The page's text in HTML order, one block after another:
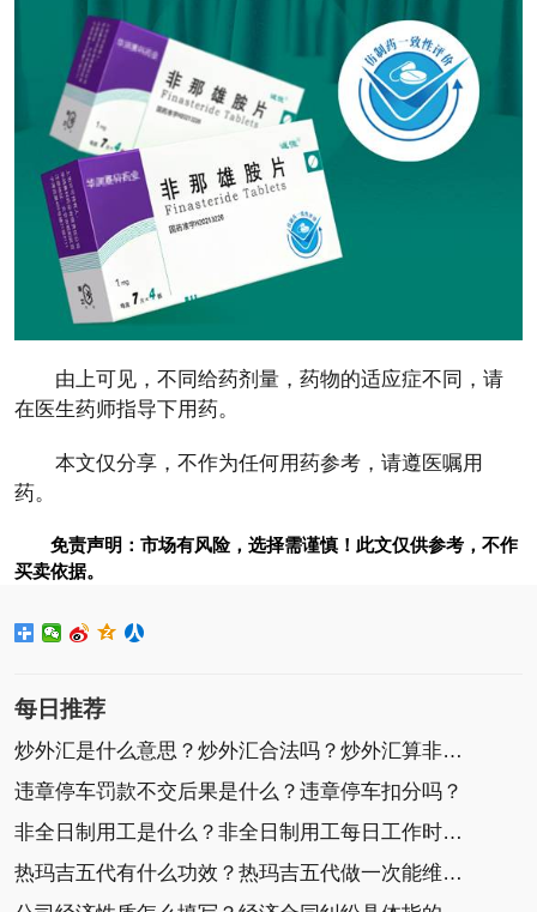
由上可见，不同给药剂量，药物的适应症不同，请
在医生药师指导下用药。
本文仅分享，不作为任何用药参考，请遵医嘱用
药。
免责声明：市场有风险，选择需谨慎！此文仅供参考，不作
买卖依据。
每日推荐
炒外汇是什么意思？炒外汇合法吗？炒外汇算非法集
违章停车罚款不交后果是什么？违章停车扣分吗？
非全日制用工是什么？非全日制用工每日工作时间不
热玛吉五代有什么功效？热玛吉五代做一次能维持多